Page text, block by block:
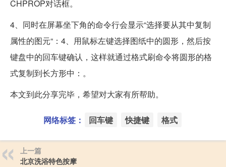
CHPROP对话框。
4、同时在屏幕坐下角的命令行会显示“选择要从其中复制
属性的图元“：4、用鼠标左键选择图纸中的圆形，然后按
键盘中的回车键确认，这样就通过格式刷命令将圆形的格
式复制到长方形中：。
本文到此分享完毕，希望对大家有所帮助。
网络标签： 回车键 快捷键 格式
上一篇
北京洗浴特色按摩